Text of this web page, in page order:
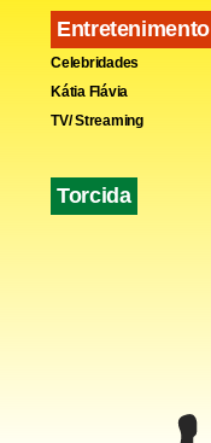
Entretenimento
Celebridades
Kátia Flávia
TV/ Streaming
Torcida